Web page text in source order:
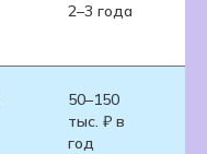
2–3 года
50–150
тыс. ₽ в
год